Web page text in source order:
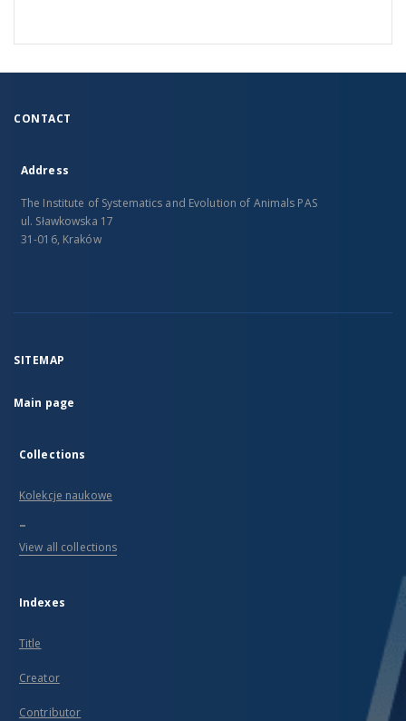
CONTACT
Address
The Institute of Systematics and Evolution of Animals PAS
ul. Sławkowska 17
31-016, Kraków
SITEMAP
Main page
Collections
Kolekcje naukowe
...
View all collections
Indexes
Title
Creator
Contributor